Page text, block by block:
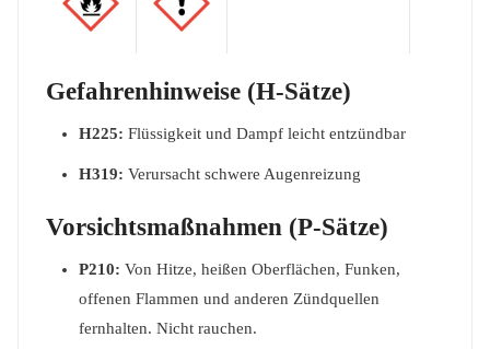
Gefahrenhinweise (H-Sätze)
H225: Flüssigkeit und Dampf leicht entzündbar
H319: Verursacht schwere Augenreizung
Vorsichtsmaßnahmen (P-Sätze)
P210: Von Hitze, heißen Oberflächen, Funken,
offenen Flammen und anderen Zündquellen
fernhalten. Nicht rauchen.